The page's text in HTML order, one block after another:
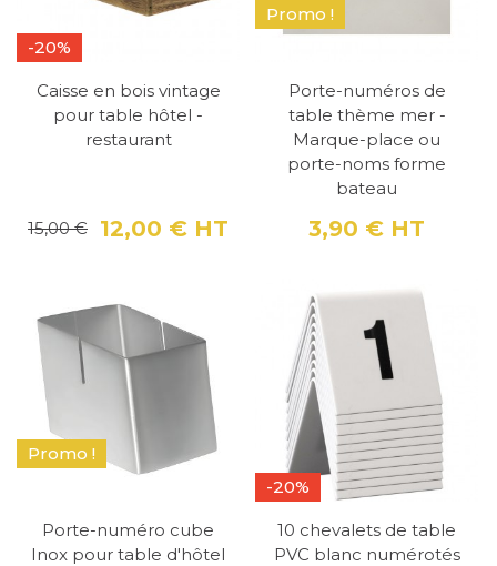
-20%
Caisse en bois vintage
pour table hôtel -
restaurant
12,00 € HT Prix de base
15,00 €
Promo !
Porte-numéros de
table thème mer -
Marque-place ou
porte-noms forme
bateau
Prix
3,90 € HT
Promo !
Porte-numéro cube
Inox pour table d'hôtel
-20%
10 chevalets de table
PVC blanc numérotés